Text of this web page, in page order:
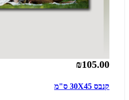
₪105.00
קנבס 30X45 ס"מ